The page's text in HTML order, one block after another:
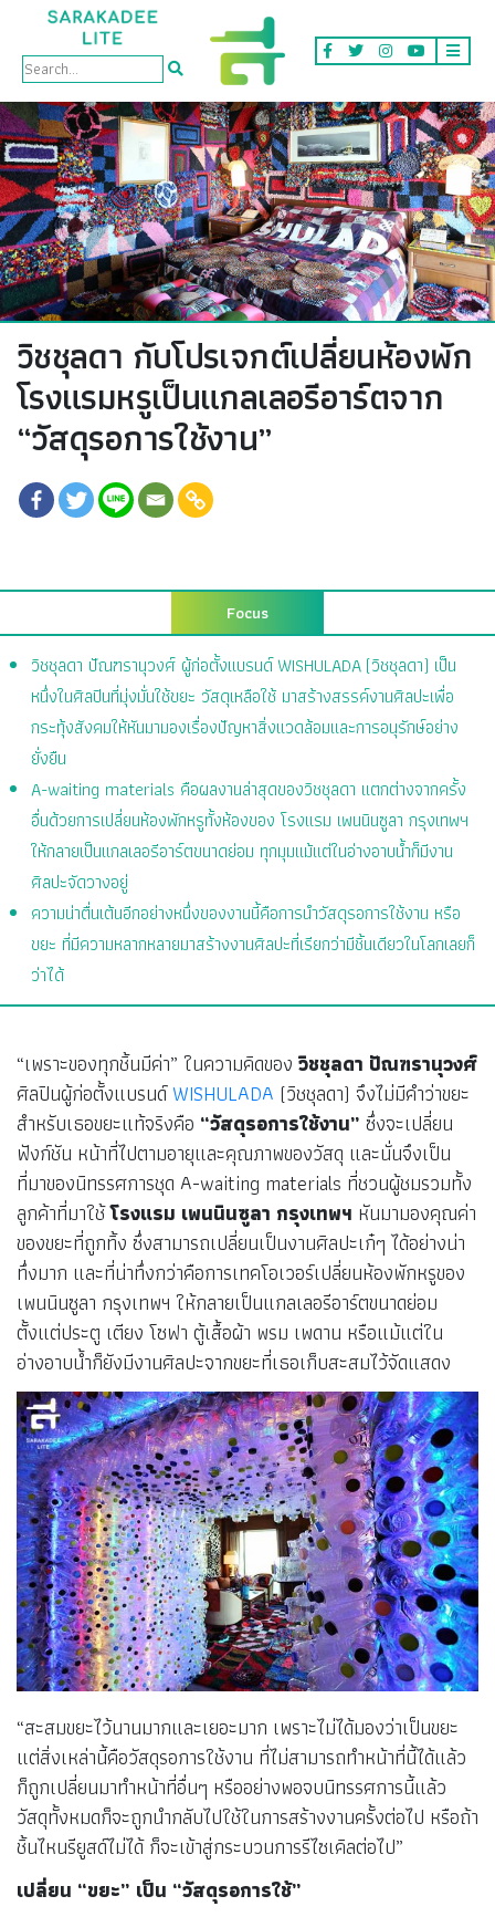
Arts & Culture
วิชชุลดา กับโปรเจกต์เปลี่ยนห้องพัก
โรงแรมหรูเป็นแกลเลอรีอาร์ตจาก
“วัสดุรอการใช้งาน”
Focus
วิชชุลดา ปัณฑรานุวงศ์ ผู้ก่อตั้งแบรนด์ WISHULADA (วิชชุลดา) เป็น
หนึ่งในศิลปินที่มุ่งมั่นใช้ขยะ วัสดุเหลือใช้ มาสร้างสรรค์งานศิลปะเพื่อ
กระทุ้งสังคมให้หันมามองเรื่องปัญหาสิ่งแวดล้อมและการอนุรักษ์อย่าง
ยั่งยืน
A-waiting materials คือผลงานล่าสุดของวิชชุลดา แตกต่างจากครั้ง
อื่นด้วยการเปลี่ยนห้องพักหรูทั้งห้องของ โรงแรม เพนนินซูลา กรุงเทพฯ
ให้กลายเป็นแกลเลอรีอาร์ตขนาดย่อม ทุกมุมแม้แต่ในอ่างอาบน้ำก็มีงาน
ศิลปะจัดวางอยู่
ความน่าตื่นเต้นอีกอย่างหนึ่งของงานนี้คือการนำวัสดุรอการใช้งาน หรือ
ขยะ ที่มีความหลากหลายมาสร้างงานศิลปะที่เรียกว่ามีชิ้นเดียวในโลกเลยก็
ว่าได้
“เพราะของทุกชิ้นมีค่า” ในความคิดของ วิชชุลดา ปัณฑรานุวงศ์
ศิลปินผู้ก่อตั้งแบรนด์WISHULADA (วิชชุลดา) จึงไม่มีคำว่าขยะ
สำหรับเธอขยะแท้จริงคือ “วัสดุรอการใช้งาน” ซึ่งจะเปลี่ยน
ฟังก์ชัน หน้าที่ไปตามอายุและคุณภาพของวัสดุ และนั่นจึงเป็น
ที่มาของนิทรรศการชุด A-waiting materials ที่ชวนผู้ชมรวมทั้ง
ลูกค้าที่มาใช้โรงแรม เพนนินซูลา กรุงเทพฯ หันมามองคุณค่า
ของขยะที่ถูกทิ้ง ซึ่งสามารถเปลี่ยนเป็นงานศิลปะเก๋ๆ ได้อย่างน่า
ทึ่งมาก และที่น่าทึ่งกว่าคือการเทคโอเวอร์เปลี่ยนห้องพักหรูของ
เพนนินซูลา กรุงเทพฯ ให้กลายเป็นแกลเลอรีอาร์ตขนาดย่อม
ตั้งแต่ประตู เตียง โซฟา ตู้เสื้อผ้า พรม เพดาน หรือแม้แต่ใน
อ่างอาบน้ำก็ยังมีงานศิลปะจากขยะที่เธอเก็บสะสมไว้จัดแสดง
“สะสมขยะไว้นานมากและเยอะมาก เพราะไม่ได้มองว่าเป็นขยะ
แต่สิ่งเหล่านี้คือวัสดุรอการใช้งาน ที่ไม่สามารถทำหน้าที่นี้ได้แล้ว
ก็ถูกเปลี่ยนมาทำหน้าที่อื่นๆ หรืออย่างพอจบนิทรรศการนี้แล้ว
วัสดุทั้งหมดก็จะถูกนำกลับไปใช้ในการสร้างงานครั้งต่อไป หรือถ้า
ชิ้นไหนรียูสด์ไม่ได้ ก็จะเข้าสู่กระบวนการรีไซเคิลต่อไป”
เปลี่ยน “ขยะ” เป็น “วัสดุรอการใช้”